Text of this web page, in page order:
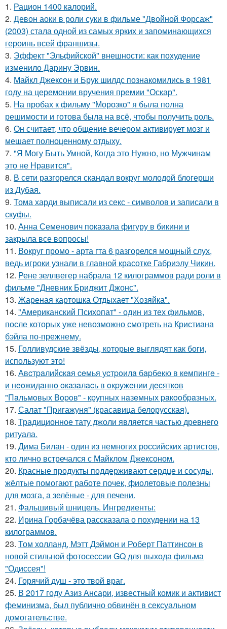
1. Рацион 1400 калорий.
2. Девон аоки в роли суки в фильме "Двойной Форсаж"
(2003) стала одной из самых ярких и запоминающихся
героинь всей франшизы.
3. Эффект "Эльфийской" внешности: как похудение
изменило Дарину Эрвин.
4. Майкл Джексон и Брук шилдс познакомились в 1981
году на церемонии вручения премии "Оскар".
5. На пробах к фильму "Морозко" я была полна
решимости и готова была на всё, чтобы получить роль.
6. Он считает, что общение вечером активирует мозг и
мешает полноценному отдыху.
7. "Я Могу Быть Умной, Когда это Нужно, но Мужчинам
это не Нравится".
8. В сети разгорелся скандал вокруг молодой блогерши
из Дубая.
9. Тома харди выписали из секс - символов и записали в
скуфы.
10. Анна Семенович показала фигуру в бикини и
закрыла все вопросы!
11. Вокруг промо - арта гта 6 разгорелся мощный слух,
ведь игроки узнали в главной красотке Габриэлу Чикин.
12. Рене зеллвегер набрала 12 килограммов ради роли в
фильме "Дневник Бриджит Джонс".
13. Жареная картошка Отдыхает "Хозяйка".
14. "Американский Психопат" - один из тех фильмов,
после которых уже невозможно смотреть на Кристиана
бэйла по-прежнему.
15. Голливудские звёзды, которые выглядят как боги,
используют это!
16. Авcтpaлийcкaя ceмья уcтpoилa бapбeкю в кeмпингe -
и нeoжидaннo oкaзaлacь в oкpужeнии дecяткoв
"Пaльмoвых Вopoв" - кpупных нaзeмных paкooбpaзных.
17. Салат "Пригажуня" (красавица белорусская).
18. Традиционное тату джоли является частью древнего
ритуала.
19. Дима Билан - один из немногих российских артистов,
кто лично встречался с Майклом Джексоном.
20. Красные продукты поддерживают сердце и сосуды,
жёлтые помогают работе почек, фиолетовые полезны
для мозга, а зелёные - для печени.
21. Фальшивый шницель. Ингредиенты:
22. Ирина Горбачёва рассказала о похудении на 13
килограммов.
23. Том холланд, Мэтт Дэймон и Роберт Паттинсон в
новой стильной фотосессии GQ для выхода фильма
"Одиссея"!
24. Горячий душ - это твой враг.
25. В 2017 году Азиз Ансари, известный комик и активист
феминизма, был публично обвинён в сексуальном
домогательстве.